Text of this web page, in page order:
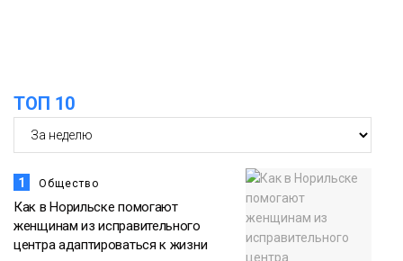
ТОП 10
1 Общество
Как в Норильске помогают
женщинам из исправительного
центра адаптироваться к жизни